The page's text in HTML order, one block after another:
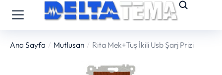
You are here:
Ana Sayfa Mutlusan Rita Mek+Tuş İkili Usb Şarj Prizi